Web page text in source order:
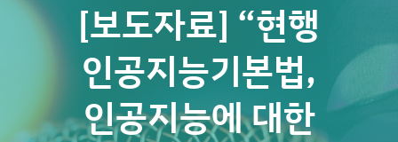
[보도자료] “현행
인공지능기본법,
인공지능에 대한